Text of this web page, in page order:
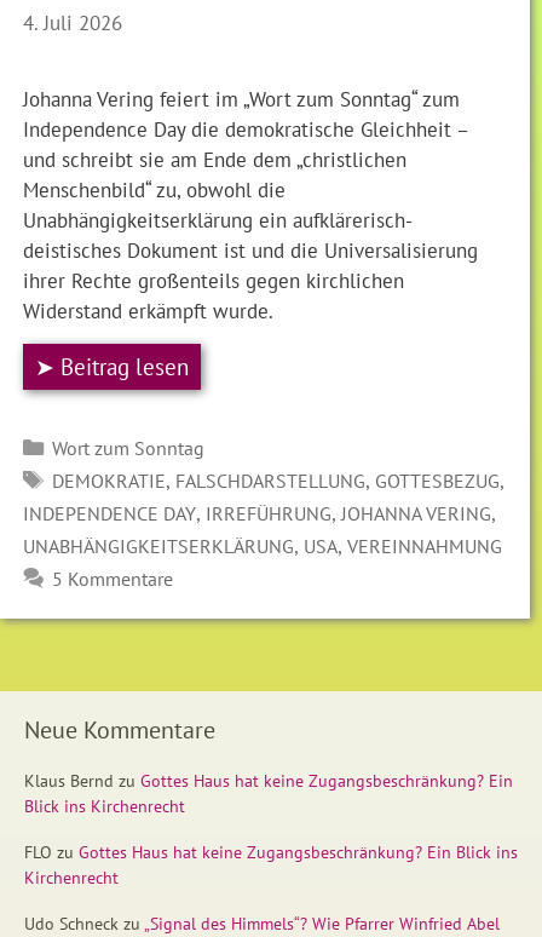
4. Juli 2026
Johanna Vering feiert im „Wort zum Sonntag“ zum
Independence Day die demokratische Gleichheit –
und schreibt sie am Ende dem „christlichen
Menschenbild“ zu, obwohl die
Unabhängigkeitserklärung ein aufklärerisch-
deistisches Dokument ist und die Universalisierung
ihrer Rechte großenteils gegen kirchlichen
Widerstand erkämpft wurde.
➤ Beitrag lesen
Kategorien
Wort zum Sonntag
SCHLAGWÖRTER
DEMOKRATIE, FALSCHDARSTELLUNG, GOTTESBEZUG,
INDEPENDENCE DAY, IRREFÜHRUNG,JOHANNA VERING,
UNABHÄNGIGKEITSERKLÄRUNG, USA,VEREINNAHMUNG
5 Kommentare
Neue Kommentare
Klaus Bernd zu Gottes Haus hat keine Zugangsbeschränkung? Ein
Blick ins Kirchenrecht
FLO zu Gottes Haus hat keine Zugangsbeschränkung? Ein Blick ins
Kirchenrecht
Udo Schneck zu „Signal des Himmels“? Wie Pfarrer Winfried Abel